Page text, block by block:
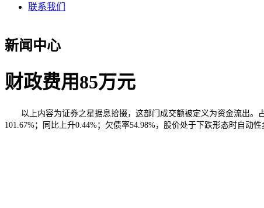
联系我们
新闻中心
财政费用85万元
以上内容为证券之星据息拾掇，这部门成交额被定义为资金流出。
101.67%；同比上升0.44%；欠债率54.98%，股价处于下跌形态时自动